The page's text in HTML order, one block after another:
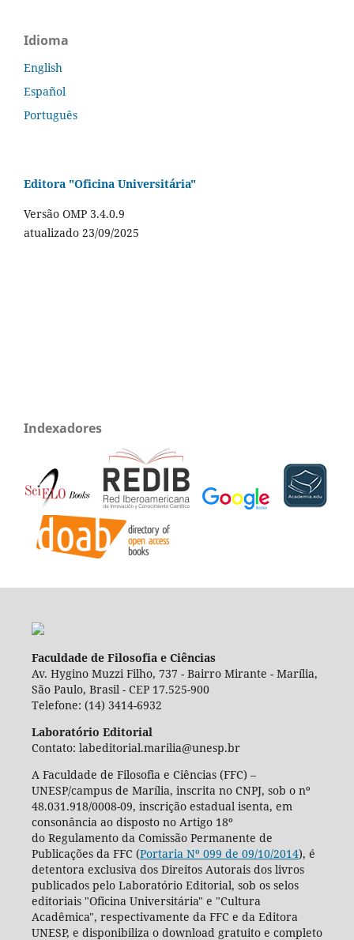
Idioma
English
Español
Português
Editora "Oficina Universitária"
Versão OMP 3.4.0.9
atualizado 23/09/2025
Indexadores
Faculdade de Filosofia e Ciências
Av. Hygino Muzzi Filho, 737 - Bairro Mirante - Marília,
São Paulo, Brasil - CEP 17.525-900
Telefone: (14) 3414-6932
Laboratório Editorial
Contato: labeditorial.marilia@unesp.br
A Faculdade de Filosofia e Ciências (FFC) –
UNESP/campus de Marília, inscrita no CNPJ, sob o nº
48.031.918/0008-09, inscrição estadual isenta, em
consonância ao disposto no Artigo 18º
do Regulamento da Comissão Permanente de
Publicações da FFC (Portaria Nº 099 de 09/10/2014), é
detentora exclusiva dos Direitos Autorais dos livros
publicados pelo Laboratório Editorial, sob os selos
editoriais "Oficina Universitária" e "Cultura
Acadêmica", respectivamente da FFC e da Editora
UNESP, e disponibiliza o download gratuito e completo